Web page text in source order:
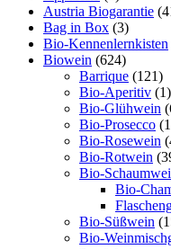
Austria Biogarantie
Bag in Box (3)
Bio-Kennenlernkisten
Biowein (624)
Barrique (121)
Bio-Aperitiv (1)
Bio-Glühwein
Bio-Prosecco
Bio-Rosewein
Bio-Rotwein
Bio-
Bio-
Bio-Süßwein
Bio-